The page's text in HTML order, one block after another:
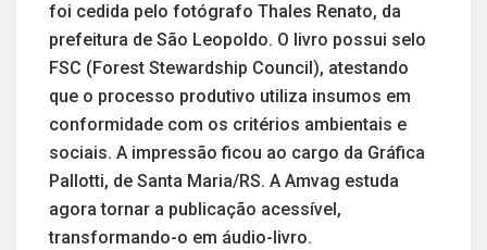
foi cedida pelo fotógrafo Thales Renato, da
prefeitura de São Leopoldo. O livro possui selo
FSC (Forest Stewardship Council), atestando
que o processo produtivo utiliza insumos em
conformidade com os critérios ambientais e
sociais. A impressão ficou ao cargo da Gráfica
Pallotti, de Santa Maria/RS. A Amvag estuda
agora tornar a publicação acessível,
transformando-o em áudio-livro.